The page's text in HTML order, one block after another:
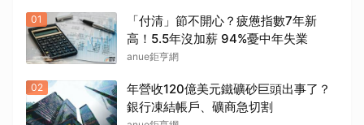
01
「付清」節不開心？疲憊指數7年新
高！5.5年沒加薪 94%憂中年失業
anue鉅亨網
02
年營收120億美元鐵礦砂巨頭出事了？
銀行凍結帳戶、礦商急切割